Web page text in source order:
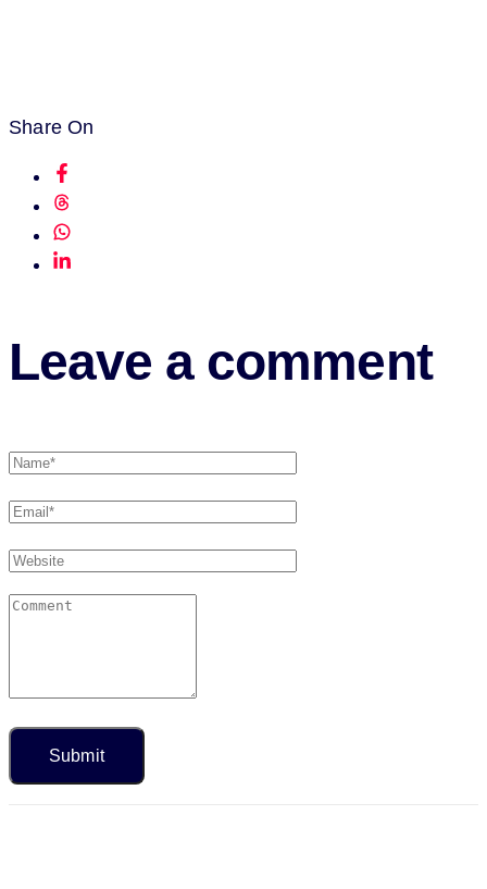
Share On
Leave a comment